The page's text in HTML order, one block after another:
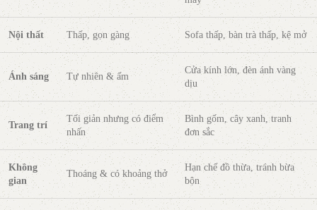
Nội thất Thấp, gọn gàng Sofa thấp, bàn trà thấp, kệ mở
Ánh sáng Tự nhiên & ấm
Cửa kính lớn, đèn ánh vàng
dịu
Trang trí
Tối giản nhưng có điểm
nhấn
Bình gốm, cây xanh, tranh
đơn sắc
Không
gian
Thoáng & có khoảng thở
Hạn chế đồ thừa, tránh bừa
bộn